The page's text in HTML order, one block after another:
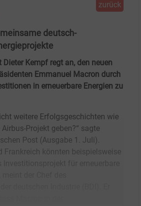
zurück
deutsch-
Dieter Kempf regt an, den neuen
Emmanuel Macron durch
in erneuerbare Energien zu
weitere Erfolgsgeschichten wie
Projekt geben?“ sagte
Post (Ausgabe 1. Juli).
Frankreich könnten beispielsweise